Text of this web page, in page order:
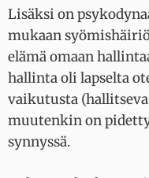
Lisäksi on
mukaan
elämä omaan
hallinta oli lapselta
vaikutusta
muutenkin on
synnyssä.